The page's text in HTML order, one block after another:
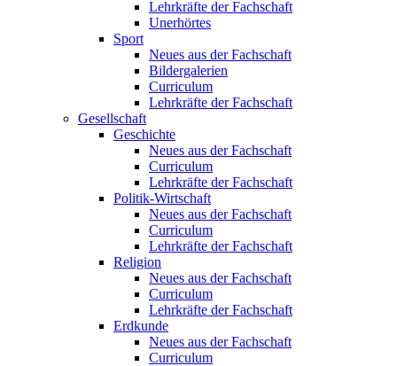
Lehrkräfte der Fachschaft
Unerhörtes
Sport
Neues aus der Fachschaft
Bildergalerien
Curriculum
Lehrkräfte der Fachschaft
Gesellschaft
Geschichte
Neues aus der Fachschaft
Curriculum
Lehrkräfte der Fachschaft
Politik-Wirtschaft
Neues aus der Fachschaft
Curriculum
Lehrkräfte der Fachschaft
Religion
Neues aus der Fachschaft
Curriculum
Lehrkräfte der Fachschaft
Erdkunde
Neues aus der Fachschaft
Curriculum